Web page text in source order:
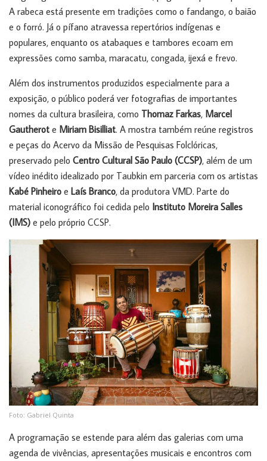
A rabeca está presente em tradições como o fandango, o baião
e o forró. Já o pífano atravessa repertórios indígenas e
populares, enquanto os atabaques e tambores ecoam em
expressões como samba, maracatu, congada, ijexá e frevo.
Além dos instrumentos produzidos especialmente para a
exposição, o público poderá ver fotografias de importantes
nomes da cultura brasileira, como Thomaz Farkas, Marcel
Gautherot e Miriam Bisilliat. A mostra também reúne registros
e peças do Acervo da Missão de Pesquisas Folclóricas,
preservado pelo Centro Cultural São Paulo (CCSP), além de um
vídeo inédito idealizado por Taubkin em parceria com os artistas
Kabé Pinheiro e Laís Branco, da produtora VMD. Parte do
material iconográfico foi cedida pelo Instituto Moreira Salles
(IMS) e pelo próprio CCSP.
Foto: Gabriel Quinta
A programação se estende para além das galerias com uma
agenda de vivências, apresentações musicais e encontros com